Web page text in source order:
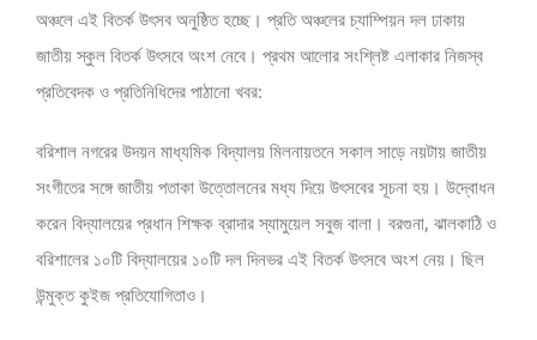
অঞ্চলে এই বিতর্ক উৎসব অনুষ্ঠিত হচ্ছে। প্রতি অঞ্চলের চ্যাম্পিয়ন দল ঢাকায়
জাতীয় স্কুল বিতর্ক উৎসবে অংশ নেবে। প্রথম আলোর সংশ্লিষ্ট এলাকার নিজস্ব
প্রতিবেদক ও প্রতিনিধিদের পাঠানো খবর:
বরিশাল নগরের উদয়ন মাধ্যমিক বিদ্যালয় মিলনায়তনে সকাল সাড়ে নয়টায় জাতীয়
সংগীতের সঙ্গে জাতীয় পতাকা উত্তোলনের মধ্য দিয়ে উৎসবের সূচনা হয়। উদ্বোধন
করেন বিদ্যালয়ের প্রধান শিক্ষক ব্রাদার স্যামুয়েল সবুজ বালা। বরগুনা, ঝালকাঠি ও
বরিশালের ১০টি বিদ্যালয়ের ১০টি দল দিনভর এই বিতর্ক উৎসবে অংশ নেয়। ছিল
উন্মুক্ত কুইজ প্রতিযোগিতাও।